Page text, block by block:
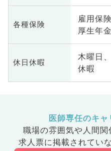
各種保険
雇用保
厚生年
休日休暇
木曜日
休暇
医師専任のキ
職場の雰囲気や人間関
求人票に掲載されてい